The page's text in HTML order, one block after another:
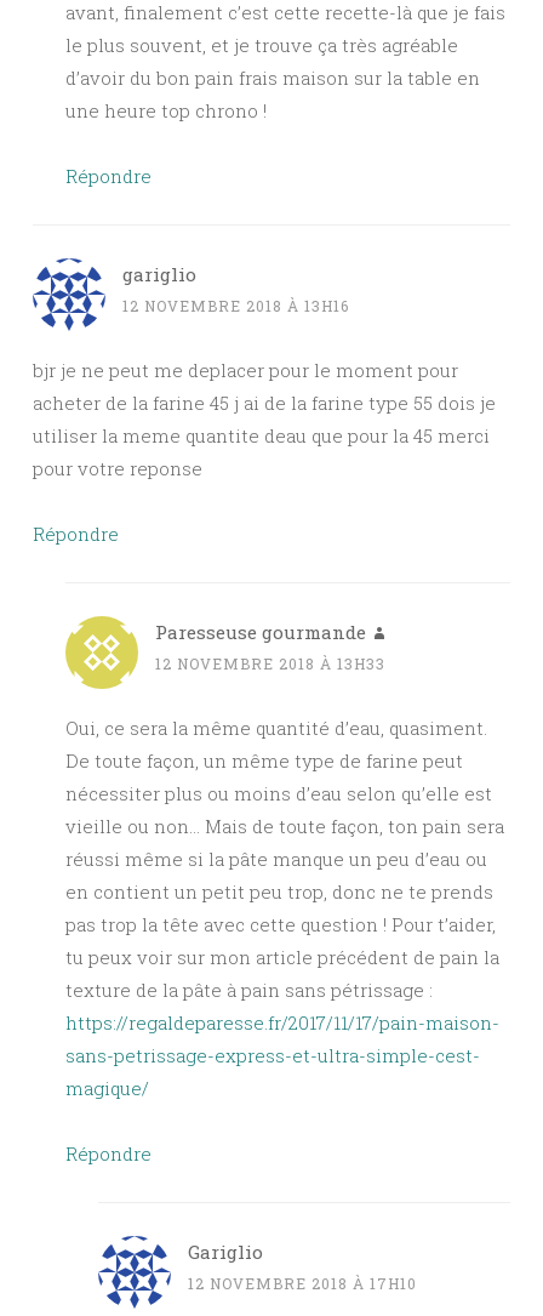
avant, finalement c’est cette recette-là que je fais
le plus souvent, et je trouve ça très agréable
d’avoir du bon pain frais maison sur la table en
une heure top chrono !
Répondre
gariglio
12 NOVEMBRE 2018 À 13H16
bjr je ne peut me deplacer pour le moment pour
acheter de la farine 45 j ai de la farine type 55 dois je
utiliser la meme quantite deau que pour la 45 merci
pour votre reponse
Répondre
Paresseuse gourmande
12 NOVEMBRE 2018 À 13H33
Oui, ce sera la même quantité d’eau, quasiment.
De toute façon, un même type de farine peut
nécessiter plus ou moins d’eau selon qu’elle est
vieille ou non… Mais de toute façon, ton pain sera
réussi même si la pâte manque un peu d’eau ou
en contient un petit peu trop, donc ne te prends
pas trop la tête avec cette question ! Pour t’aider,
tu peux voir sur mon article précédent de pain la
texture de la pâte à pain sans pétrissage :
https://regaldeparesse.fr/2017/11/17/pain-maison-
sans-petrissage-express-et-ultra-simple-cest-
magique/
Répondre
Gariglio
12 NOVEMBRE 2018 À 17H10